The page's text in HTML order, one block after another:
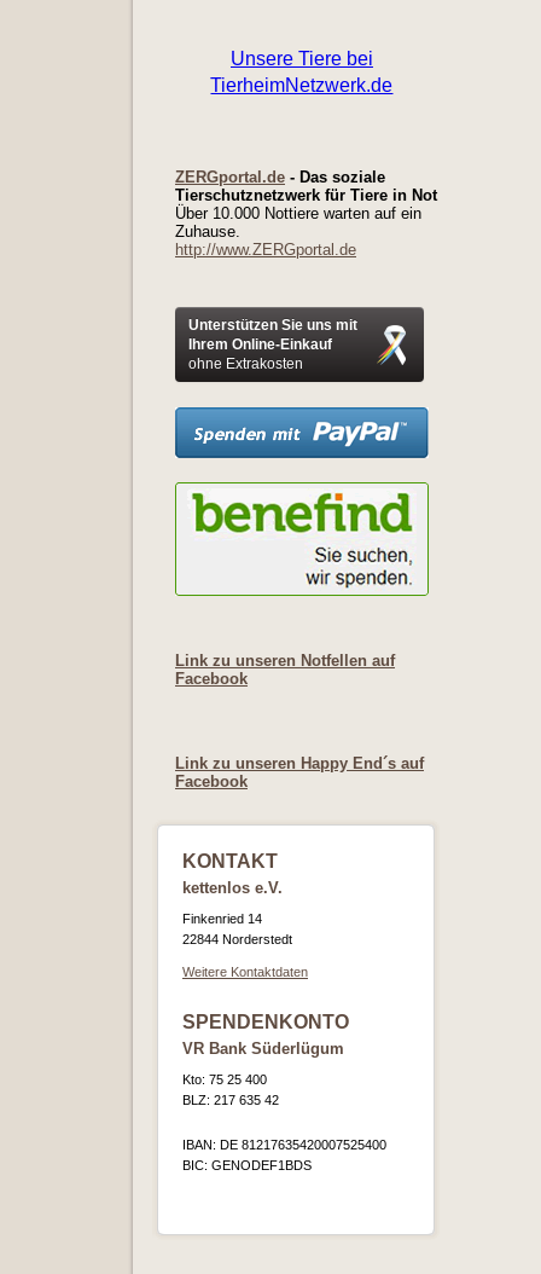
ZERGportal.de - Das soziale
Tierschutznetzwerk für Tiere in Not
Über 10.000 Nottiere warten auf ein
Zuhause.
http://www.ZERGportal.de
Unterstützen Sie uns mit
Ihrem Online-Einkauf
ohne Extrakosten
Link zu unseren Notfellen auf
Facebook
Link zu unseren Happy End´s auf
Facebook
KONTAKT
kettenlos e.V.
Finkenried 14
22844 Norderstedt
Weitere Kontaktdaten
SPENDENKONTO
VR Bank Süderlügum
Kto: 75 25 400
BLZ: 217 635 42
IBAN: DE 81217635420007525400
BIC: GENODEF1BDS